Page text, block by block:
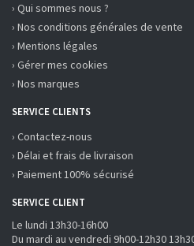
› Qui sommes nous ?
› Nos conditions générales de vente
› Mentions légales
› Gérer mes cookies
› Nos marques
SERVICE CLIENTS
› Contactez-nous
› Délai et frais de livraison
› Paiement 100% sécurisé
SERVICE CLIENT
Le lundi 13h30-16h00
Du mardi au vendredi 9h00-12h30